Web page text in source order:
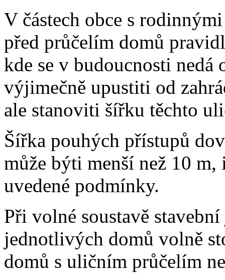
V částech obce s
před průčelím domů
kde se v budoucnosti nedá
výjimečně upustiti od
ale stanoviti šířku těchto
Šířka pouhých přístupů
může býti menší než 10
uvedené podmínky.
Při volné soustavě
jednotlivých domů volně
domů s uličním průčelím